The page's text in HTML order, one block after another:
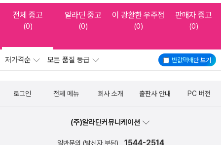
전체 중고
(0)
알라딘 중고
(0)
이 광활한 우주점
(0)
판매자 중고
(0)
반값택배만 보기
저가격순 모든 품질 등급
로그인 전체 메뉴 회사 소개 출판사 안내 PC 버전
(주)알라딘커뮤니케이션
일반문의 (발신자 부담) 1544-2514